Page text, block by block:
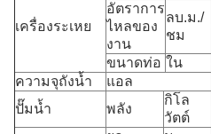
เครื่องระเหย
อัตราการ
ไหลของ
งาน
ลบ.ม./
ชม
ขนาดท่อ ใน
ความจุถังน้ำ
แอล
ปั๊มน้ำ
พลัง
กิโล
วัตต์